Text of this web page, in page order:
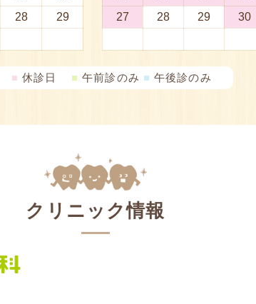
■ 休診日 ■ 午前診のみ ■ 午後診のみ
クリニック情報